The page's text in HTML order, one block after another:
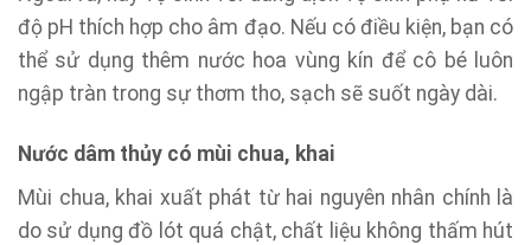
độ pH thích hợp cho âm đạo. Nếu có điều kiện, bạn có
thể sử dụng thêm nước hoa vùng kín để cô bé luôn
ngập tràn trong sự thơm tho, sạch sẽ suốt ngày dài.
Nước dâm thủy có mùi chua, khai
Mùi chua, khai xuất phát từ hai nguyên nhân chính là
do sử dụng đồ lót quá chật, chất liệu không thấm hút